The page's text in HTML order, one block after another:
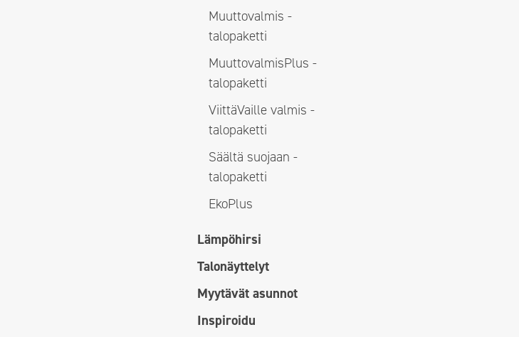
Muuttovalmis -
talopaketti
MuuttovalmisPlus -
talopaketti
ViittäVaille valmis -
talopaketti
Säältä suojaan -
talopaketti
EkoPlus
Lämpöhirsi
Talonäyttelyt
Myytävät asunnot
Inspiroidu